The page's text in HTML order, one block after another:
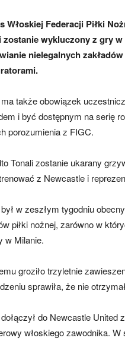
Włoskiej Federacji Piłki
zostanie wykluczony z gry w
nielegalnych
ma także obowiązek
i być dostępnym na serię
porozumienia z FIGC.
Tonali zostanie ukarany
z Newcastle i
w zeszłym tygodniu
piłki nożnej, zarówno w
w Milanie.
groziło trzyletnie
sprawiła, że nie
do Newcastle
włoskiego zawodnika.